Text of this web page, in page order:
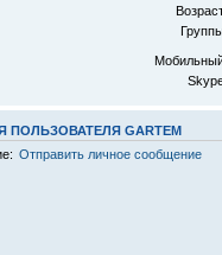
GARTEM
Отправить личное сообщение